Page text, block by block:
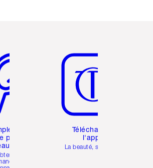
profil
des
Téléchargez
l'appli
La beauté, simplifiée